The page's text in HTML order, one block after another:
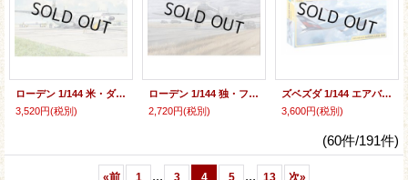
ローデン 1/144 米・ダグラスC-133大型輸送機+PGM-17ソー中距離ミサイル【プラモデル】
3,520円(税別)
ローデン 1/144 独・フォッケウルフFw200V3/A-09コンドル高官輸送機イメルマン3【プラモデル】
2,720円(税別)
ズベズダ 1/144 エアバス A350-900【プラモデル】
3,600円(税別)
(60件/191件)
«前 1 ... 3 4 5 ... 13 次»